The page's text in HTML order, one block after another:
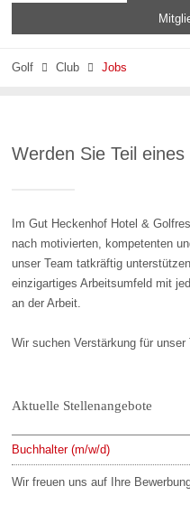
Golf  Club  Jobs
Werden Sie Teil
Im Gut Heckenhof Hotel &
nach motivierten, kompetenten
unser Team tatkräftig
einzigartiges Arbeitsumfeld mit
an der Arbeit.
Wir suchen Verstärkung für unser
Aktuelle Stellenangebote
Buchhalter (m/w/d)
Wir freuen uns auf Ihre